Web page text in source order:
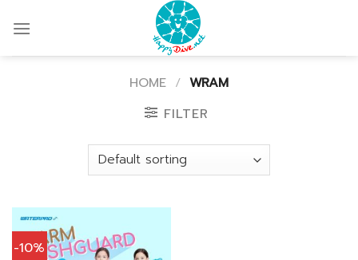
HOME / WRAM
FILTER
-10%